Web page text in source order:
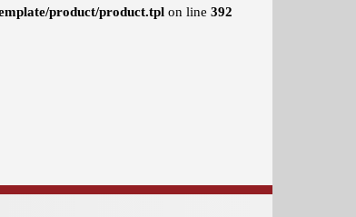
product/product.tpl on line 392